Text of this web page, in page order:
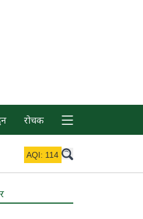
रोचक
AQI: 114